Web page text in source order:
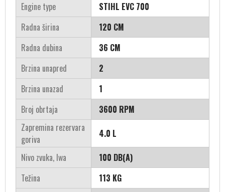
Engine type
STIHL EVC 700
Radna širina
120 CM
Radna dubina
36 CM
Brzina unapred
2
Brzina unazad
1
Broj obrtaja
3600 RPM
Zapremina rezervara
goriva
4.0 L
Nivo zvuka, lwa
100 DB(A)
Težina
113 KG